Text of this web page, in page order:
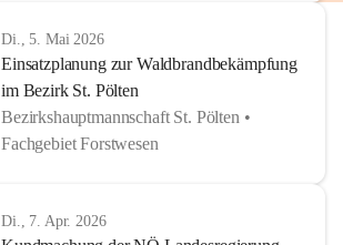
Di., 5. Mai 2026
Einsatzplanung zur Waldbrandbekämpfung
im Bezirk St. Pölten
Bezirkshauptmannschaft St. Pölten •
Fachgebiet Forstwesen
Di., 7. Apr. 2026